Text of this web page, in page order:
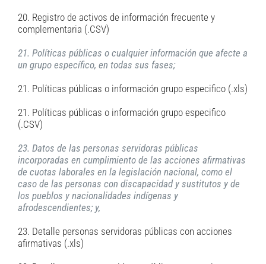
20. Registro de activos de información frecuente y
complementaria (.CSV)
21. Políticas públicas o cualquier información que afecte a
un grupo específico, en todas sus fases;
21. Políticas públicas o información grupo especifico (.xls)
21. Políticas públicas o información grupo especifico
(.CSV)
23. Datos de las personas servidoras públicas
incorporadas en cumplimiento de las acciones afirmativas
de cuotas laborales en la legislación nacional, como el
caso de las personas con discapacidad y sustitutos y de
los pueblos y nacionalidades indígenas y
afrodescendientes; y,
23. Detalle personas servidoras públicas con acciones
afirmativas (.xls)